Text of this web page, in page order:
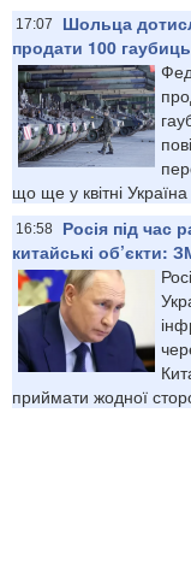
17:07
Шольца
продати 100 гаубиць
що ще у квітні
16:58
Росія під час
китайські об’єкти:
приймати жодної